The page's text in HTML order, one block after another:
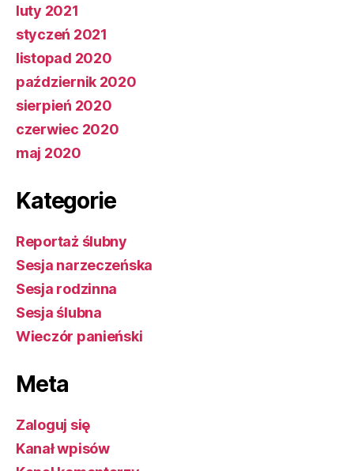
luty 2021
styczeń 2021
listopad 2020
październik 2020
sierpień 2020
czerwiec 2020
maj 2020
Kategorie
Reportaż ślubny
Sesja narzeczeńska
Sesja rodzinna
Sesja ślubna
Wieczór panieński
Meta
Zaloguj się
Kanał wpisów